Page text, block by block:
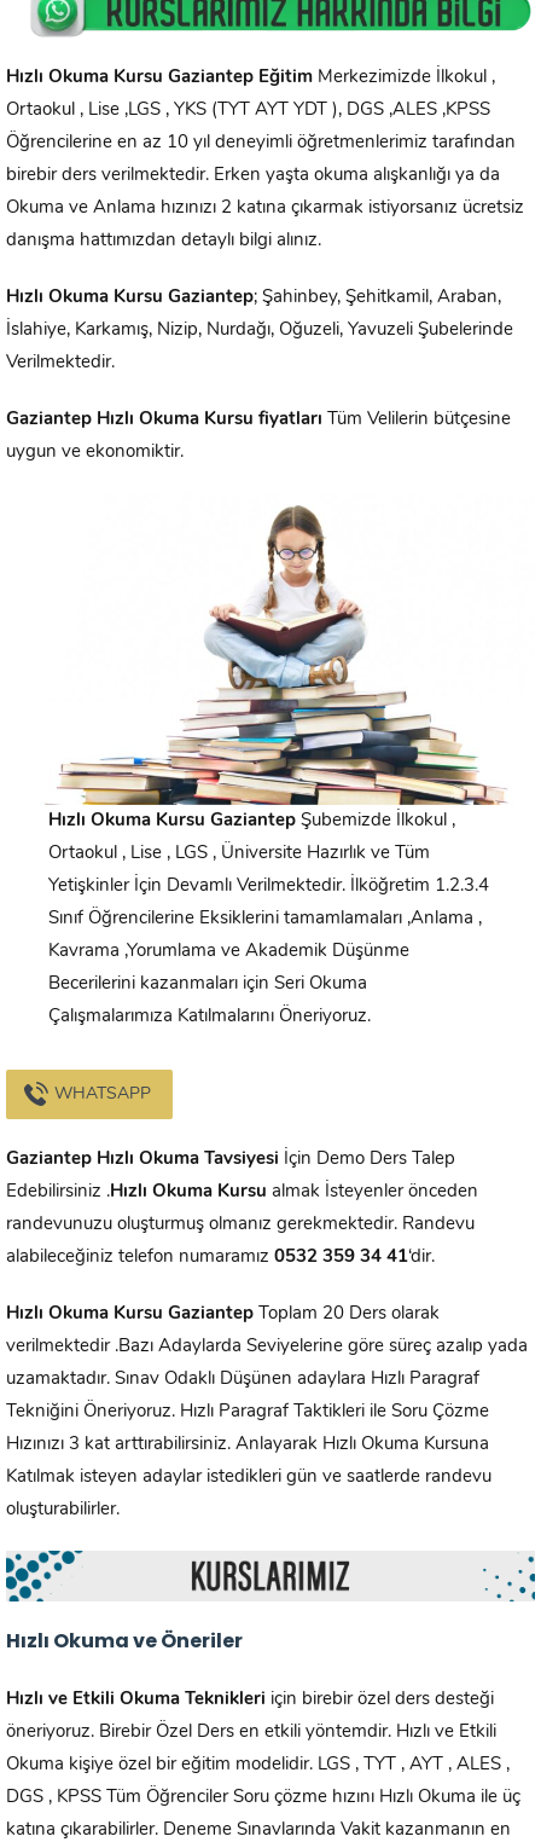
Hızlı Okuma Kursu Gaziantep Eğitim Merkezimizde İlkokul ,
Ortaokul , Lise ,LGS , YKS (TYT AYT YDT ), DGS ,ALES ,KPSS
Öğrencilerine en az 10 yıl deneyimli öğretmenlerimiz tarafından
birebir ders verilmektedir. Erken yaşta okuma alışkanlığı ya da
Okuma ve Anlama hızınızı 2 katına çıkarmak istiyorsanız ücretsiz
danışma hattımızdan detaylı bilgi alınız.
Hızlı Okuma Kursu Gaziantep; Şahinbey, Şehitkamil, Araban,
İslahiye, Karkamış, Nizip, Nurdağı, Oğuzeli, Yavuzeli Şubelerinde
Verilmektedir.
Gaziantep Hızlı Okuma Kursu fiyatları Tüm Velilerin bütçesine
uygun ve ekonomiktir.
Hızlı Okuma KursuGaziantepŞubemizde İlkokul ,
Ortaokul , Lise , LGS , Üniversite Hazırlık ve Tüm
Yetişkinler İçin Devamlı Verilmektedir. İlköğretim 1.2.3.4
Sınıf Öğrencilerine Eksiklerini tamamlamaları ,Anlama ,
Kavrama ,Yorumlama ve Akademik Düşünme
Becerilerini kazanmaları için Seri Okuma
Çalışmalarımıza Katılmalarını Öneriyoruz.
WHATSAPP
Gaziantep Hızlı Okuma Tavsiyesi İçin Demo Ders Talep
Edebilirsiniz .Hızlı Okuma Kursu almak İsteyenler önceden
randevunuzu oluşturmuş olmanız gerekmektedir. Randevu
alabileceğiniz telefon numaramız 0532 359 34 41‘dir.
Hızlı Okuma Kursu Gaziantep Toplam 20 Ders olarak
verilmektedir .Bazı Adaylarda Seviyelerine göre süreç azalıp yada
uzamaktadır. Sınav Odaklı Düşünen adaylara Hızlı Paragraf
Tekniğini Öneriyoruz. Hızlı Paragraf Taktikleri ile Soru Çözme
Hızınızı 3 kat arttırabilirsiniz. Anlayarak Hızlı Okuma Kursuna
Katılmak isteyen adaylar istedikleri gün ve saatlerde randevu
oluşturabilirler.
Hızlı Okuma ve Öneriler
Hızlı ve Etkili Okuma Teknikleri için birebir özel ders desteği
öneriyoruz. Birebir Özel Ders en etkili yöntemdir. Hızlı ve Etkili
Okuma kişiye özel bir eğitim modelidir. LGS , TYT , AYT , ALES ,
DGS , KPSS Tüm Öğrenciler Soru çözme hızını Hızlı Okuma ile üç
katına çıkarabilirler. Deneme Sınavlarında Vakit kazanmanın en